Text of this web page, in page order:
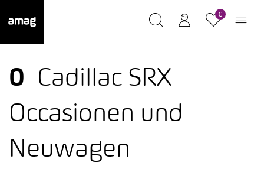
0
0
Cadillac SRX
Occasionen und
Neuwagen